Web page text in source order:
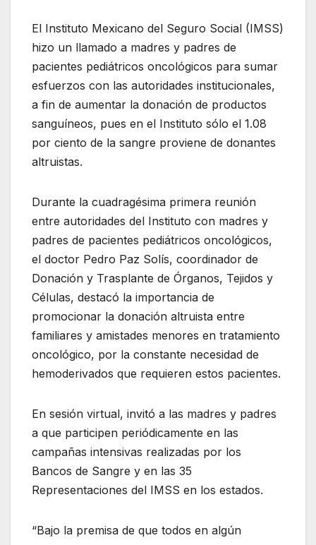
El Instituto Mexicano del Seguro Social (IMSS)
hizo un llamado a madres y padres de
pacientes pediátricos oncológicos para sumar
esfuerzos con las autoridades institucionales,
a fin de aumentar la donación de productos
sanguíneos, pues en el Instituto sólo el 1.08
por ciento de la sangre proviene de donantes
altruistas.
Durante la cuadragésima primera reunión
entre autoridades del Instituto con madres y
padres de pacientes pediátricos oncológicos,
el doctor Pedro Paz Solís, coordinador de
Donación y Trasplante de Órganos, Tejidos y
Células, destacó la importancia de
promocionar la donación altruista entre
familiares y amistades menores en tratamiento
oncológico, por la constante necesidad de
hemoderivados que requieren estos pacientes.
En sesión virtual, invitó a las madres y padres
a que participen periódicamente en las
campañas intensivas realizadas por los
Bancos de Sangre y en las 35
Representaciones del IMSS en los estados.
“Bajo la premisa de que todos en algún